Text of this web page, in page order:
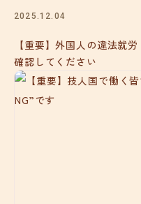
2025.12.04
【重要】外国人の違法就
確認してください